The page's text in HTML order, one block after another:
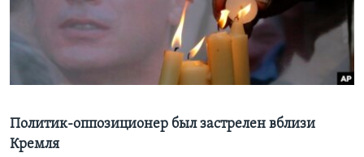
Learning English
Языки
Политик-оппозиционер был застрелен вблизи
Кремля